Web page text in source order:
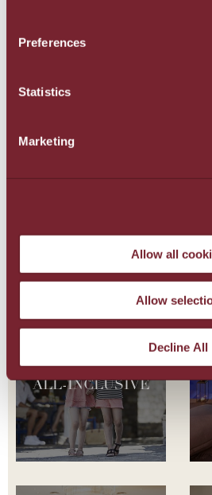
Preferences
Statistics
Marketing
Allow all
Allow
Decline All
ALL-INCLUSIVE